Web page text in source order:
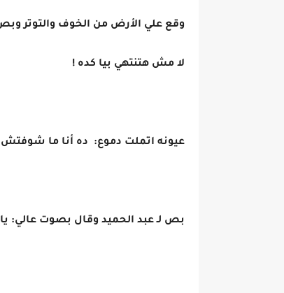
وقع علي الأرض من الخوف والتوتر
لا مش هتنتهي بيا كده !
عيونه اتملت دموع: ده أنا ما
بص لـ عبد الحميد وقال بصوت عالي: